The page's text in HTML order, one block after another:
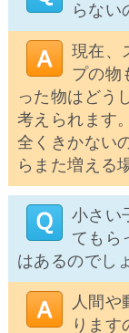
らない
現在、
プの物
った物はどう
考えられます
全くきかない
らまた増える
小さい
てもら
はあるのでし
人間や
ります